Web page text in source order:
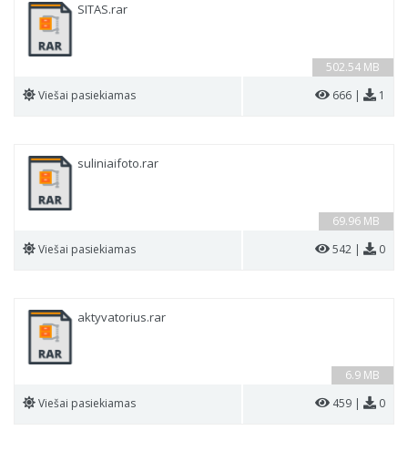
502.54 MB
SITAS.rar
Viešai pasiekiamas 666 | 1
69.96 MB
suliniaifoto.rar
Viešai pasiekiamas 542 | 0
6.9 MB
aktyvatorius.rar
Viešai pasiekiamas 459 | 0